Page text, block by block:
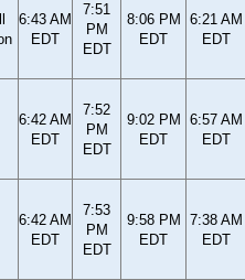
6:43 AM
EDT
7:51
PM
EDT
8:06 PM
EDT
6:21 AM
EDT
6:42 AM
EDT
7:52
PM
EDT
9:02 PM
EDT
6:57 AM
EDT
6:42 AM
EDT
7:53
PM
EDT
9:58 PM
EDT
7:38 AM
EDT